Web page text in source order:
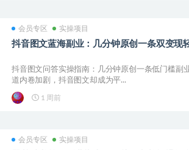
会员专区 实操项目
抖音图文蓝海副业：几分钟原创一条双变现
抖音图文问答实操指南：几分钟原创一条低门槛副
道内卷加剧，抖音图文却成为平...
1 周前
会员专区 实操项目